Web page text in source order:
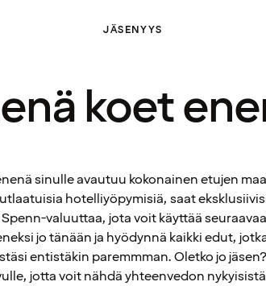
JÄSENYYS
koet
sinulle avautuu kokonainen etujen
hotelliyöpymisiä, saat
valuuttaa, jota voit käyttää
jo tänään ja hyödynnä kaikki edut,
entistäkin paremmman. Oletko jo
jotta voit nähdä yhteenvedon